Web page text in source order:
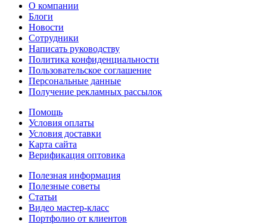
О компании
Блоги
Новости
Сотрудники
Написать руководству
Политика конфиденциальности
Пользовательское соглашение
Персональные данные
Получение рекламных рассылок
Помощь
Условия оплаты
Условия доставки
Карта сайта
Верификация оптовика
Полезная информация
Полезные советы
Статьи
Видео мастер-класс
Портфолио от клиентов